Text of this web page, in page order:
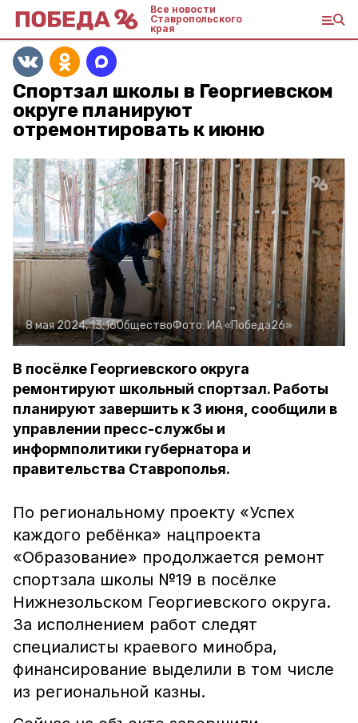
Все новости
Ставропольского
края
Спортзал школы в Георгиевском
округе планируют
отремонтировать к июню
8 мая 2024, 13:16ОбществоФото:ИА «Победа26»
В посёлке Георгиевского округа
ремонтируют школьный спортзал. Работы
планируют завершить к 3 июня, сообщили в
управлении пресс-службы и
информполитики губернатора и
правительства Ставрополья.
По региональному проекту «Успех
каждого ребёнка» нацпроекта
«Образование» продолжается ремонт
спортзала школы №19 в посёлке
Нижнезольском Георгиевского округа.
За исполнением работ следят
специалисты краевого минобра,
финансирование выделили в том числе
из региональной казны.